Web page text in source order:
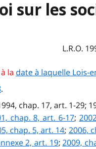
sur les
L.R.O.
la date à laquelle Lois-
.
chap. 17, art. 1-29;
chap. 8, art. 6-17;
chap. 5, art. 14; 2006,
2, art. 19;2009,